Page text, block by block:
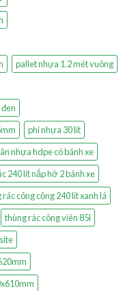
pallet nhựa 1.2 mét vuông
phi nhựa 30 lít
nhựa hdpe có bánh xe
240 lít nắp hở 2 bánh xe
rác công cộng 240 lít xanh lá
thùng rác công viên 85l